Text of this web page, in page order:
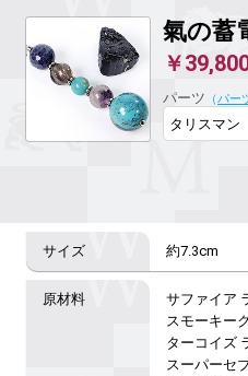
氣の蓄
￥
ラッピン
パーツ （パー
約7.3cm
サファイア
スモーキー
ターコイズ
スーパーセ